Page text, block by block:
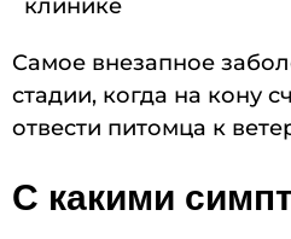
Самое внезапное
стадии, когда на кону
отвести питомца к
С какими